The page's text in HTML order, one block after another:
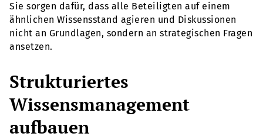
Sie sorgen dafür, dass alle Beteiligten auf einem
ähnlichen Wissensstand agieren und Diskussionen
nicht an Grundlagen, sondern an strategischen Fragen
ansetzen.
Strukturiertes
Wissensmanagement
aufbauen